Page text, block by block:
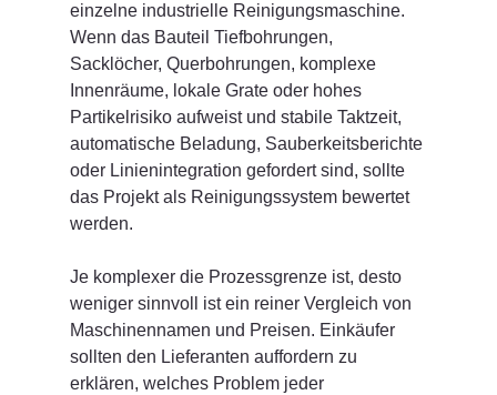
einzelne industrielle Reinigungsmaschine.
Wenn das Bauteil Tiefbohrungen,
Sacklöcher, Querbohrungen, komplexe
Innenräume, lokale Grate oder hohes
Partikelrisiko aufweist und stabile Taktzeit,
automatische Beladung, Sauberkeitsberichte
oder Linienintegration gefordert sind, sollte
das Projekt als Reinigungssystem bewertet
werden.
Je komplexer die Prozessgrenze ist, desto
weniger sinnvoll ist ein reiner Vergleich von
Maschinennamen und Preisen. Einkäufer
sollten den Lieferanten auffordern zu
erklären, welches Problem jeder